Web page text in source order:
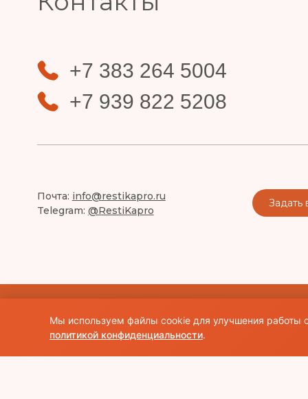
+7 383 264 5004
+7 939 822 5208
Почта: info@restikapro.ru
Telegram: @RestiKapro
Задать
права на изображения и тексты принадлежат их
Мы используем файлы cookie для улучшения работы
политикой конфиденциальности.